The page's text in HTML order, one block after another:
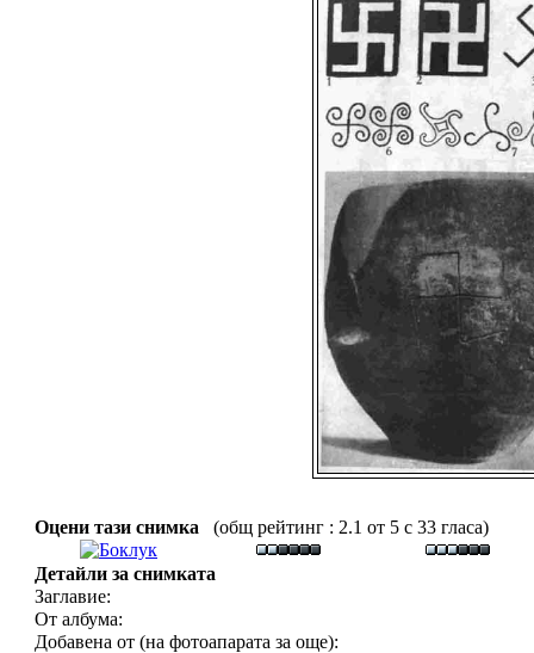
Оцени тази снимка (общ рейтинг : 2.1 от 5 с 33 гласа)
Детайли за снимката
Заглавие:
От албума:
Добавена от (на фотоапарата за още):